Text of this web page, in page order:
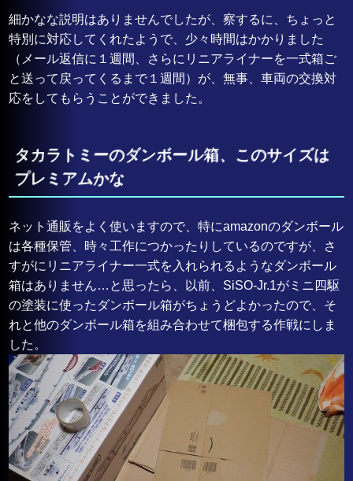
細かなな説明はありませんでしたが、察するに、ちょっと
特別に対応してくれたようで、少々時間はかかりました
（メール返信に１週間、さらにリニアライナーを一式箱ご
と送って戻ってくるまで１週間）が、無事、車両の交換対
応をしてもらうことができました。
タカラトミーのダンボール箱、このサイズは
プレミアムかな
ネット通販をよく使いますので、特にamazonのダンボール
は各種保管、時々工作につかったりしているのですが、さ
すがにリニアライナー一式を入れられるようなダンボール
箱はありません…と思ったら、以前、SiSO-Jr.1がミニ四駆
の塗装に使ったダンボール箱がちょうどよかったので、そ
れと他のダンボール箱を組み合わせて梱包する作戦にしま
した。